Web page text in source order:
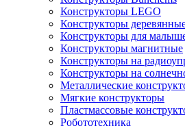
Конструкторы LEGO
Конструкторы
Конструкторы для
Конструкторы магнитные
Конструкторы на
Конструкторы на
Металлические
Мягкие конструкторы
Пластмассовые
Робототехника